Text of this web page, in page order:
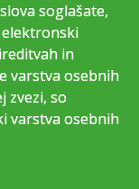
soglašate,
elektronski
in
varstva osebnih
zvezi, so
varstva osebnih